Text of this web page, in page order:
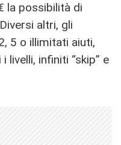
la possibilità di
altri, gli
5 o illimitati aiuti,
infiniti “skip” e